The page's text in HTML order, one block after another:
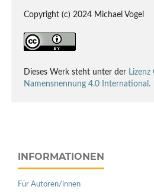
Copyright (c) 2024 Michael Vogel
Dieses Werk steht unter der
Namensnennung 4.0 International.
INFORMATIONEN
Für Autoren/innen